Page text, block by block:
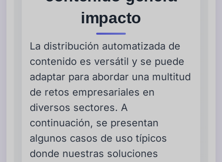
impacto
La distribución automatizada de
contenido es versátil y se puede
adaptar para abordar una multitud
de retos empresariales en
diversos sectores. A
continuación, se presentan
algunos casos de uso típicos
donde nuestras solucionesPortuguese
Russian
Norwegian